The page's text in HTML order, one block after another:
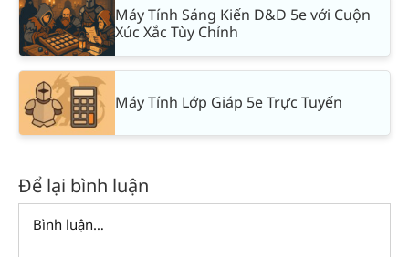
Máy Tính Sáng Kiến D&D 5e với Cuộn
Xúc Xắc Tùy Chỉnh
Máy Tính Lớp Giáp 5e Trực Tuyến
Để lại bình luận